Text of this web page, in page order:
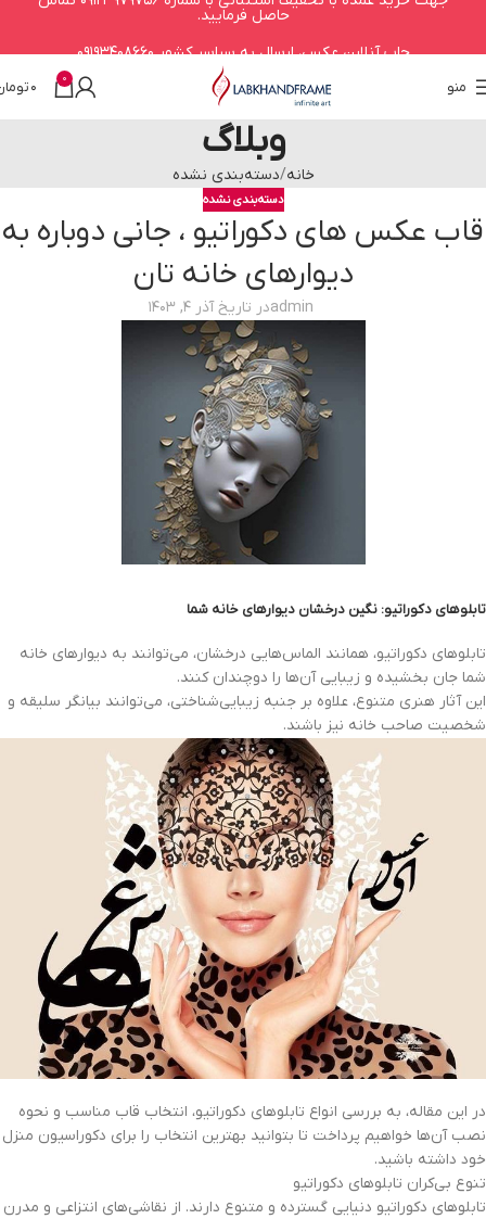
منو 0
0
وبلاگ
خانه دسته‌بندی نشده
دسته‌بندی نشده
قاب عکس های دکوراتیو ، جانی دوباره به
دیوارهای خانه تان
adminدر تاریخ آذر 4, 1403
تابلوهای دکوراتیو: نگین درخشان دیوارهای خانه شما
تابلوهای دکوراتیو، همانند الماس‌هایی درخشان، می‌توانند به دیوارهای خانه
شما جان بخشیده و زیبایی آن‌ها را دوچندان کنند.
این آثار هنری متنوع، علاوه بر جنبه زیبایی‌شناختی، می‌توانند بیانگر سلیقه و
شخصیت صاحب خانه نیز باشند.
در این مقاله، به بررسی انواع تابلوهای دکوراتیو، انتخاب قاب مناسب و نحوه
نصب آن‌ها خواهیم پرداخت تا بتوانید بهترین انتخاب را برای دکوراسیون منزل
خود داشته باشید.
تنوع بی‌کران تابلوهای دکوراتیو
تابلوهای دکوراتیو دنیایی گسترده و متنوع دارند. از نقاشی‌های انتزاعی و مدرن
حاصل فرمایید.
چاپ آنلاین عکس، ارسال به سراسر کشور 09193408660